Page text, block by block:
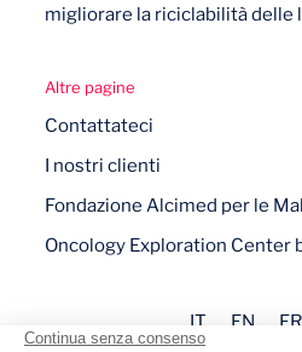
migliorare la riciclabilità delle
Altre pagine
Contattateci
I nostri clienti
Fondazione Alcimed per le
Oncology Exploration Center
IT EN FR